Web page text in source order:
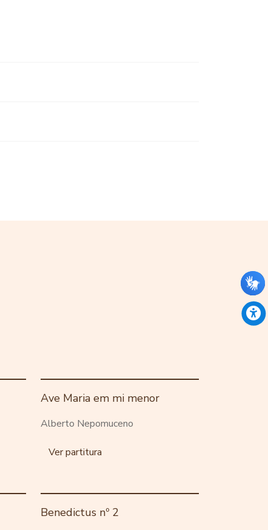
Ave Maria em mi menor
Alberto Nepomuceno
Ver partitura
Benedictus nº 2